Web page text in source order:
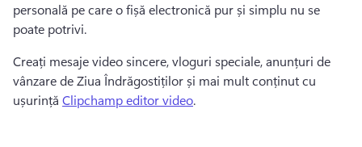
personală pe care o fișă electronică pur și simplu nu se
poate potrivi.
Creați mesaje video sincere, vloguri speciale, anunțuri de
vânzare de Ziua Îndrăgostiților și mai mult conținut cu
ușurință Clipchamp editor video.